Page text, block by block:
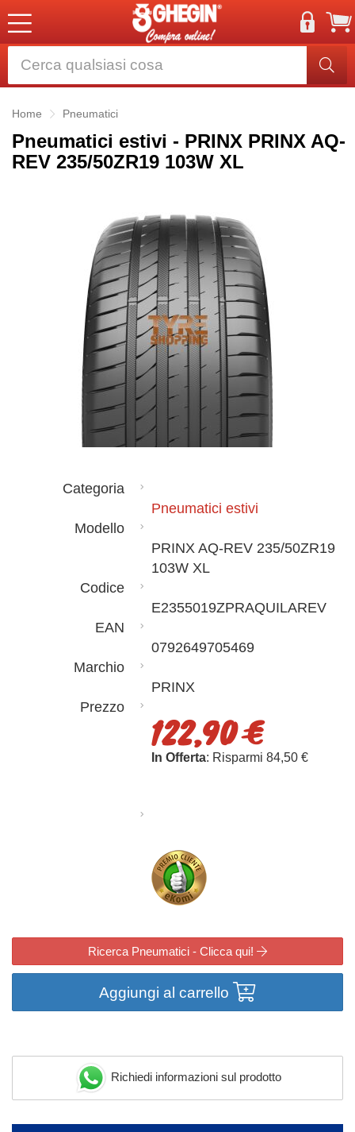
Home Pneumatici
Pneumatici estivi - PRINX PRINX AQ-
REV 235/50ZR19 103W XL
Categoria
Pneumatici estivi
Modello
PRINX AQ-REV 235/50ZR19
103W XL
Codice
E2355019ZPRAQUILAREV
EAN
0792649705469
Marchio
PRINX
Prezzo
122,90 €
In Offerta: Risparmi 84,50 €
Ricerca Pneumatici - Clicca qui!
Aggiungi al carrello
Richiedi informazioni sul prodotto